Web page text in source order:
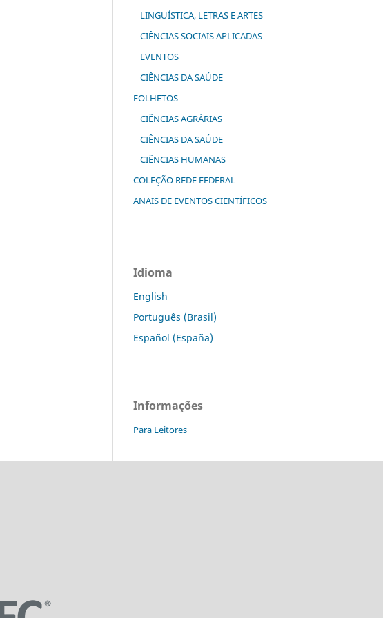
LINGUÍSTICA, LETRAS E ARTES
CIÊNCIAS SOCIAIS APLICADAS
EVENTOS
CIÊNCIAS DA SAÚDE
FOLHETOS
CIÊNCIAS AGRÁRIAS
CIÊNCIAS DA SAÚDE
CIÊNCIAS HUMANAS
COLEÇÃO REDE FEDERAL
ANAIS DE EVENTOS CIENTÍFICOS
Idioma
English
Português (Brasil)
Español (España)
Informações
Para Leitores